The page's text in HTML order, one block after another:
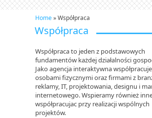
Home» Współpraca
Współpraca
Współpraca to jeden z podstawowych
fundamentów każdej działalności
Jako agencja interaktywna
osobami fizycznymi oraz firmami z
reklamy, IT, projektowania, designu i
internetowego. Wspieramy również
współpracujac przy realizacji wspólnych
projektów.